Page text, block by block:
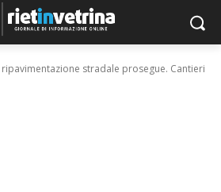
ripavimentazione stradale prosegue. Cantieri